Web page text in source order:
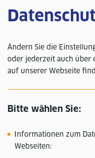
Ändern Sie die
oder jederzeit auch über
auf unserer Webseite
Bitte wählen Sie:
Informationen zum
Webseiten: